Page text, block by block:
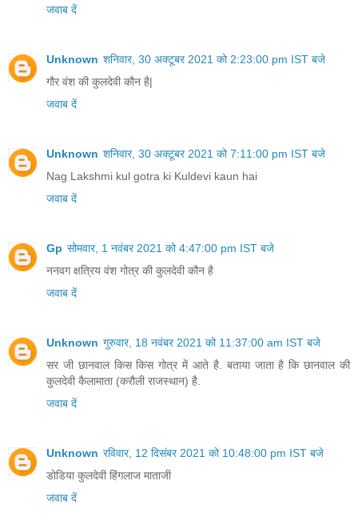
जवाब दें
Unknown शनिवार, 30 अक्टूबर 2021 को 2:23:00 pm IST बजे
गौर वंश की कुलदेवी कौन है|
जवाब दें
Unknown शनिवार, 30 अक्टूबर 2021 को 7:11:00 pm IST बजे
Nag Lakshmi kul gotra ki Kuldevi kaun hai
जवाब दें
Gp सोमवार, 1 नवंबर 2021 को 4:47:00 pm IST बजे
ननवग क्षत्रिय वंश गोत्र की कुलदेवी कौन है
जवाब दें
Unknown गुरुवार, 18 नवंबर 2021 को 11:37:00 am IST बजे
सर जी छानवाल किस किस गोत्र में आते है. बताया जाता है कि छानवाल की
कुलदेवी कैलामाता (करौली राजस्थान) है.
जवाब दें
Unknown रविवार, 12 दिसंबर 2021 को 10:48:00 pm IST बजे
डोडिया कुलदेवी हिंगलाज माताजी
जवाब दें